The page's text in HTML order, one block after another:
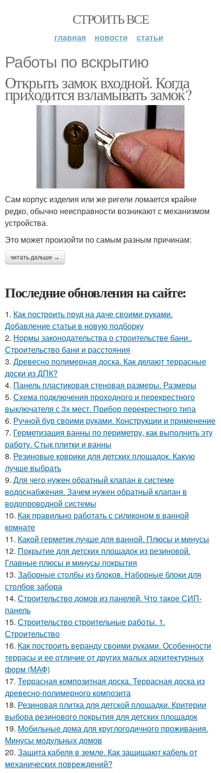
СТРОИТЬ ВСЕ
главная новости статьи
Работы по вскрытию
Открыть замок входной. Когда
приходится взламывать замок?
Сам корпус изделия или же ригели ломается крайне
редко, обычно неисправности возникают с механизмом
устройства.
Это может произойти по самым разным причинам:
читать дальше →
Последние обновления на сайте:
1. Как построить пруд на даче своими руками.
Добавление статьи в новую подборку
2. Нормы законодательства о строительстве бани..
Строительство бани и расстояния
3. Древесно полимерная доска. Как делают террасные
доски из ДПК?
4. Панель пластиковая стеновая размеры. Размеры
5. Схема подключения проходного и перекрестного
выключателя с 3х мест. Прибор перекрестного типа
6. Ручной бур своими руками. Конструкции и применение
7. Герметизация ванны по периметру, как выполнить эту
работу. Стык плитки и ванны
8. Резиновые коврики для детских площадок. Какую
лучше выбрать
9. Для чего нужен обратный клапан в системе
водоснабжения. Зачем нужен обратный клапан в
водопроводной системы
10. Как правильно работать с силиконом в ванной
комнате
11. Какой герметик лучше для ванной. Плюсы и минусы
12. Покрытие для детских площадок из резиновой.
Главные плюсы и минусы покрытия
13. Заборные столбы из блоков. Наборные блоки для
столбов забора
14. Строительство домов из панелей. Что такое СИП-
панель
15. Строительство строительные работы. 1.
Строительство
16. Как построить веранду своими руками. Особенности
террасы и ее отличие от других малых архитектурных
форм (МАФ)
17. Террасная композитная доска. Террасная доска из
древесно-полимерного композита
18. Резиновая плитка для детской площадки. Критерии
выбора резинового покрытия для детских площадок
19. Мобильные дома для круглогодичного проживания.
Минусы модульных домов
20. Защита кабеля в земле. Как защищают кабель от
механических повреждений?